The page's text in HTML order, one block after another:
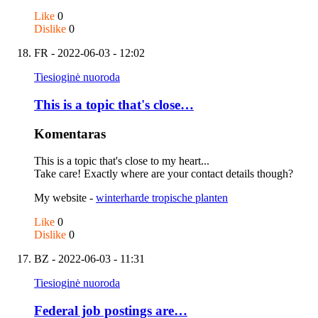
Like 0
Dislike 0
FR - 2022-06-03 - 12:02
Tiesioginė nuoroda
This is a topic that's close…
Komentaras
This is a topic that's close to my heart...
Take care! Exactly where are your contact details though?
My website - winterharde tropische planten
Like 0
Dislike 0
BZ - 2022-06-03 - 11:31
Tiesioginė nuoroda
Federal job postings are…